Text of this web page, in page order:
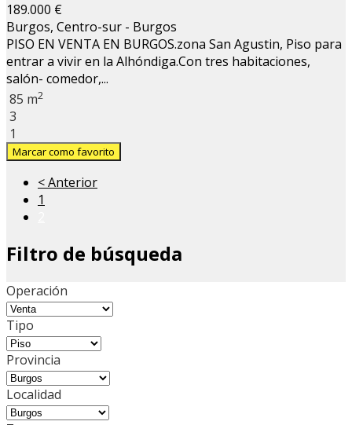
189.000 €
Burgos, Centro-sur - Burgos
PISO EN VENTA EN BURGOS.zona San Agustin, Piso para
entrar a vivir en la Alhóndiga.Con tres habitaciones,
salón- comedor,...
85 m2
3
1
Marcar como favorito
< Anterior
1
Filtro de búsqueda
Operación
Tipo
Provincia
Localidad